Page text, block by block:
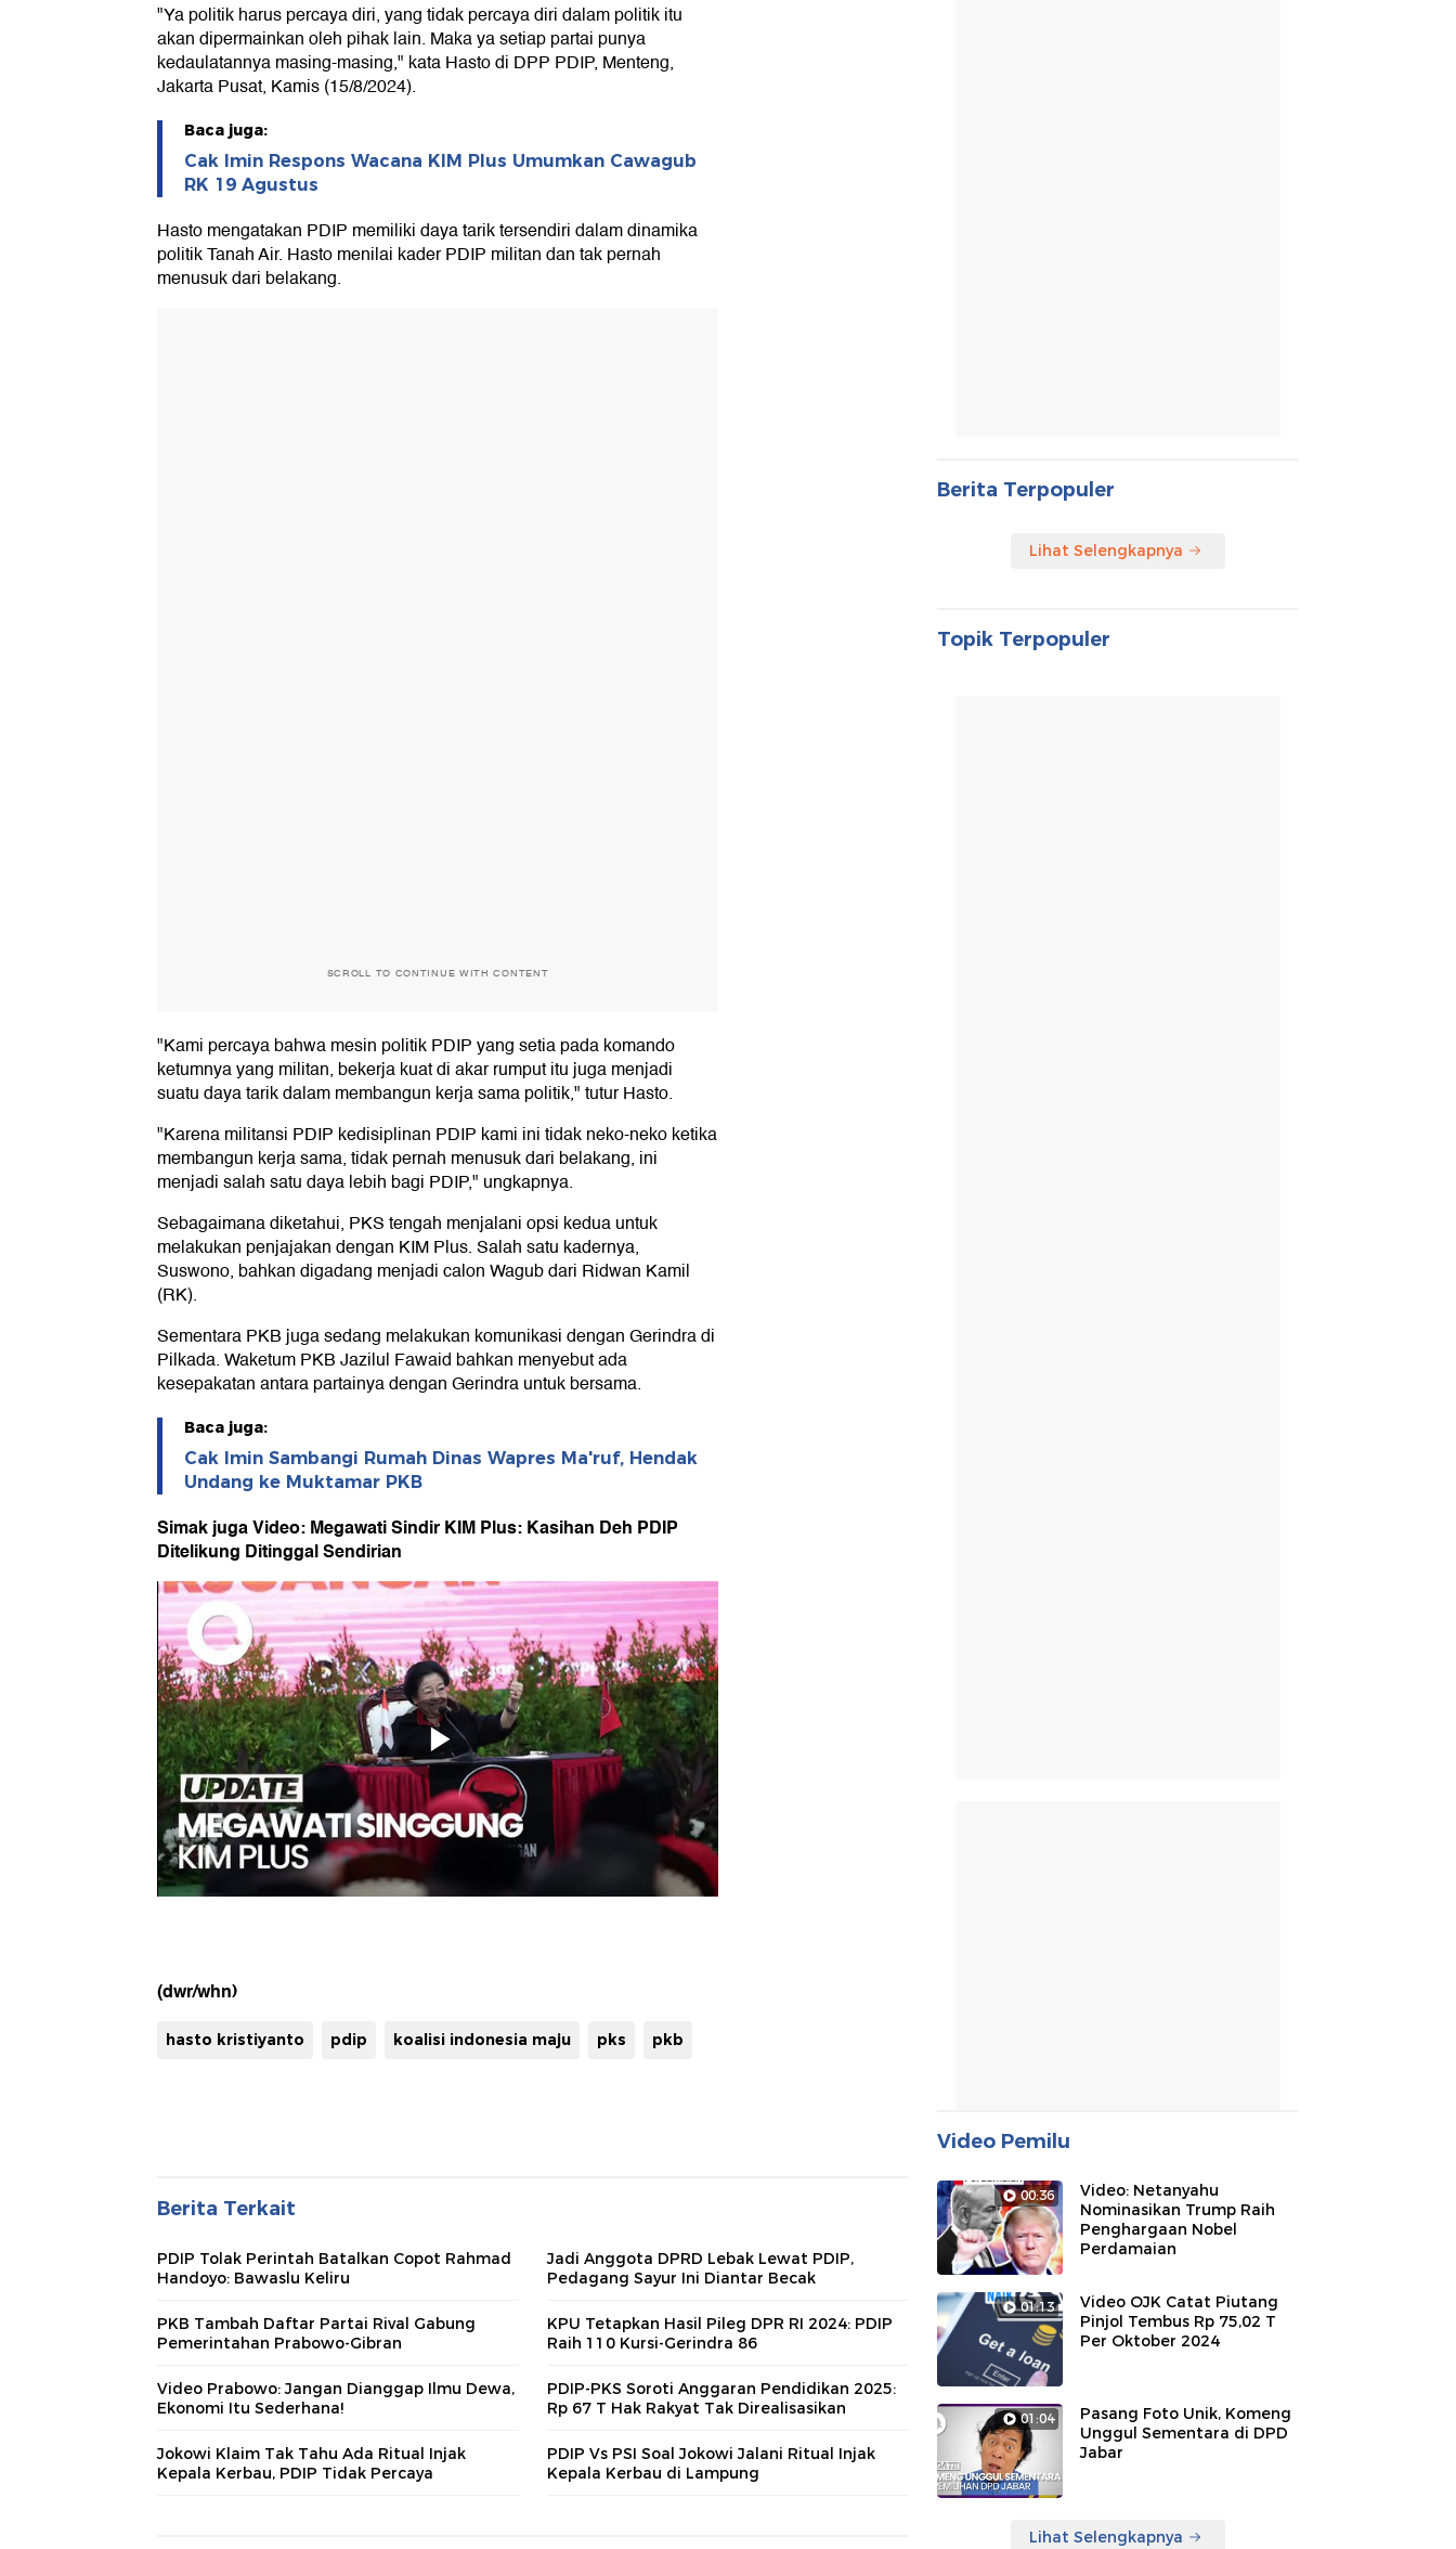
"Ya politik harus percaya diri, yang tidak percaya diri dalam politik itu
akan dipermainkan oleh pihak lain. Maka ya setiap partai punya
kedaulatannya masing-masing," kata Hasto di DPP PDIP, Menteng,
Jakarta Pusat, Kamis (15/8/2024).
Baca juga:
Cak Imin Respons Wacana KIM Plus Umumkan Cawagub
RK 19 Agustus
Hasto mengatakan PDIP memiliki daya tarik tersendiri dalam dinamika
politik Tanah Air. Hasto menilai kader PDIP militan dan tak pernah
menusuk dari belakang.
SCROLL TO CONTINUE WITH CONTENT
"Kami percaya bahwa mesin politik PDIP yang setia pada komando
ketumnya yang militan, bekerja kuat di akar rumput itu juga menjadi
suatu daya tarik dalam membangun kerja sama politik," tutur Hasto.
"Karena militansi PDIP kedisiplinan PDIP kami ini tidak neko-neko ketika
membangun kerja sama, tidak pernah menusuk dari belakang, ini
menjadi salah satu daya lebih bagi PDIP," ungkapnya.
Sebagaimana diketahui, PKS tengah menjalani opsi kedua untuk
melakukan penjajakan dengan KIM Plus. Salah satu kadernya,
Suswono, bahkan digadang menjadi calon Wagub dari Ridwan Kamil
(RK).
Sementara PKB juga sedang melakukan komunikasi dengan Gerindra di
Pilkada. Waketum PKB Jazilul Fawaid bahkan menyebut ada
kesepakatan antara partainya dengan Gerindra untuk bersama.
Baca juga:
Cak Imin Sambangi Rumah Dinas Wapres Ma'ruf, Hendak
Undang ke Muktamar PKB
Simak juga Video: Megawati Sindir KIM Plus: Kasihan Deh PDIP
Ditelikung Ditinggal Sendirian
(dwr/whn)
hasto kristiyanto pdip koalisi indonesia maju pks pkb
Berita Terkait
PDIP Tolak Perintah Batalkan Copot Rahmad
Handoyo: Bawaslu Keliru
Jadi Anggota DPRD Lebak Lewat PDIP,
Pedagang Sayur Ini Diantar Becak
PKB Tambah Daftar Partai Rival Gabung
Pemerintahan Prabowo-Gibran
KPU Tetapkan Hasil Pileg DPR RI 2024: PDIP
Raih 110 Kursi-Gerindra 86
Video Prabowo: Jangan Dianggap Ilmu Dewa,
Ekonomi Itu Sederhana!
PDIP-PKS Soroti Anggaran Pendidikan 2025:
Rp 67 T Hak Rakyat Tak Direalisasikan
Jokowi Klaim Tak Tahu Ada Ritual Injak
Kepala Kerbau, PDIP Tidak Percaya
PDIP Vs PSI Soal Jokowi Jalani Ritual Injak
Kepala Kerbau di Lampung
Berita Terpopuler
Lihat Selengkapnya
Topik Terpopuler
Video Pemilu
00:36
Video: Netanyahu
Nominasikan Trump Raih
Penghargaan Nobel
Perdamaian
01:13
Video OJK Catat Piutang
Pinjol Tembus Rp 75,02 T
Per Oktober 2024
01:04
Pasang Foto Unik, Komeng
Unggul Sementara di DPD
Jabar
Lihat Selengkapnya